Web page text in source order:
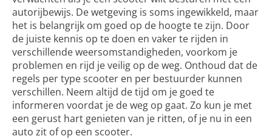
autorijbewijs. De wetgeving is soms ingewikkeld, maar
het is belangrijk om goed op de hoogte te zijn. Door
de juiste kennis op te doen en vaker te rijden in
verschillende weersomstandigheden, voorkom je
problemen en rijd je veilig op de weg. Onthoud dat de
regels per type scooter en per bestuurder kunnen
verschillen. Neem altijd de tijd om je goed te
informeren voordat je de weg op gaat. Zo kun je met
een gerust hart genieten van je ritten, of je nu in een
auto zit of op een scooter.